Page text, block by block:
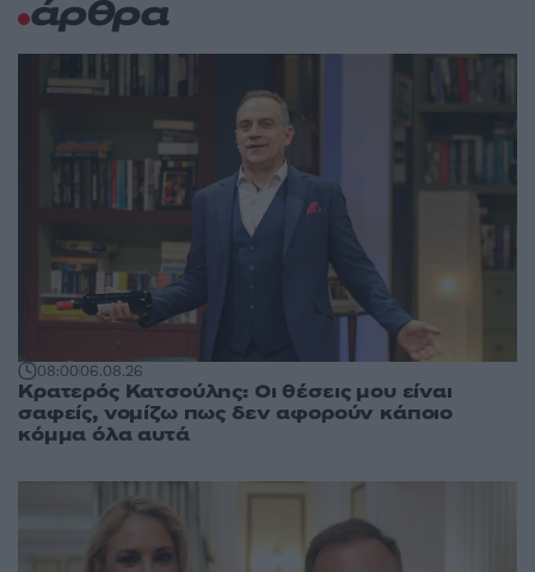
άρθρα
08:0006.08.26
Κρατερός Κατσούλης: Οι θέσεις μου είναι
σαφείς, νομίζω πως δεν αφορούν κάποιο
κόμμα όλα αυτά